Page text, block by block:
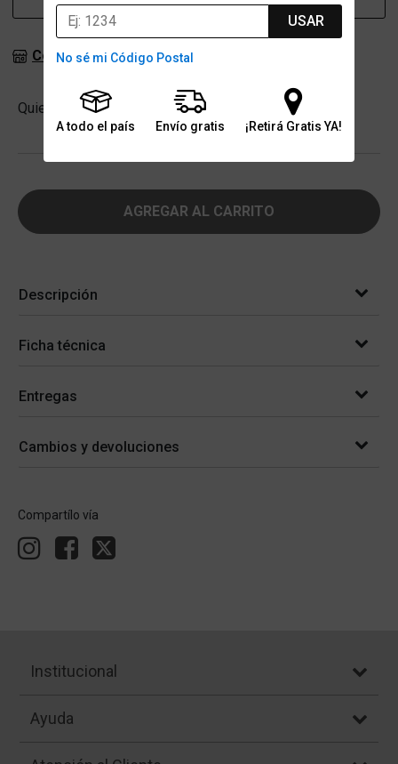
USAR
No sé mi Código Postal
A todo el país Envío gratis ¡Retirá Gratis YA!
Consultar stock en sucursales
Quiero -
Cantidad
AGREGAR AL CARRITO
Descripción
Ficha técnica
Entregas
Cambios y devoluciones
Compartílo vía
Institucional
Ayuda